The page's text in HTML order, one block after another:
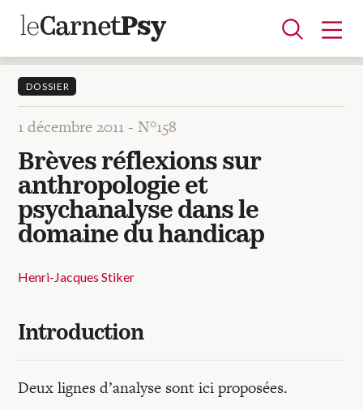
Articles
A la une
Adolescence
Dispositif
Enfance
Périnatalité
Psychanalyse
Psychopathologie
Soin
Dossiers
Auteurs
Recherches
DOSSIER
1 décembre 2011 -N°158
Brèves réflexions sur
anthropologie et
psychanalyse dans le
domaine du handicap
Henri-Jacques Stiker
Introduction
Deux lignes d’analyse sont ici proposées.